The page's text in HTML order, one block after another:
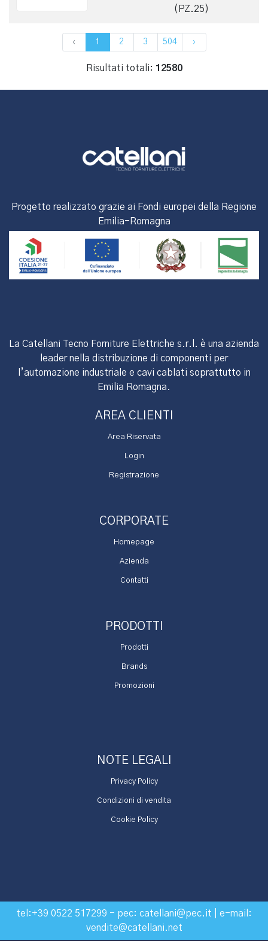
(PZ.25)
‹ 1 2 3 504 ›
Risultati totali: 12580
Progetto realizzato grazie ai Fondi europei della Regione
Emilia-Romagna
La Catellani Tecno Forniture Elettriche s.r.l. è una azienda
leader nella distribuzione di componenti per
l’automazione industriale e cavi cablati soprattutto in
Emilia Romagna.
AREA CLIENTI
Area Riservata
Login
Registrazione
CORPORATE
Homepage
Azienda
Contatti
PRODOTTI
Prodotti
Brands
Promozioni
NOTE LEGALI
Privacy Policy
Condizioni di vendita
Cookie Policy
tel:+39 0522 517299 - pec: catellani@pec.it | e-mail:
vendite@catellani.net